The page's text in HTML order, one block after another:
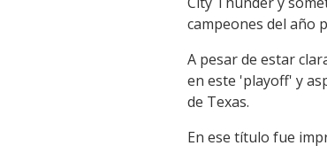
campeones del año
A pesar de estar
en este 'playoff' y
de Texas.
En ese título fue